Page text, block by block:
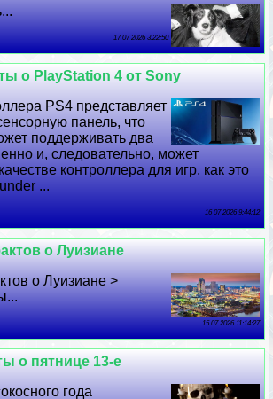
17 07 2026 3:22:50
о PlayStation 4 от Sony
PS4 представляет
панель, что
поддерживать два
и, следовательно, может
контроллера для игр, как это
...
16 07 2026 9:44:12
о Луизиане
о Луизиане >
15 07 2026 11:14:27
о пятнице 13-е
года